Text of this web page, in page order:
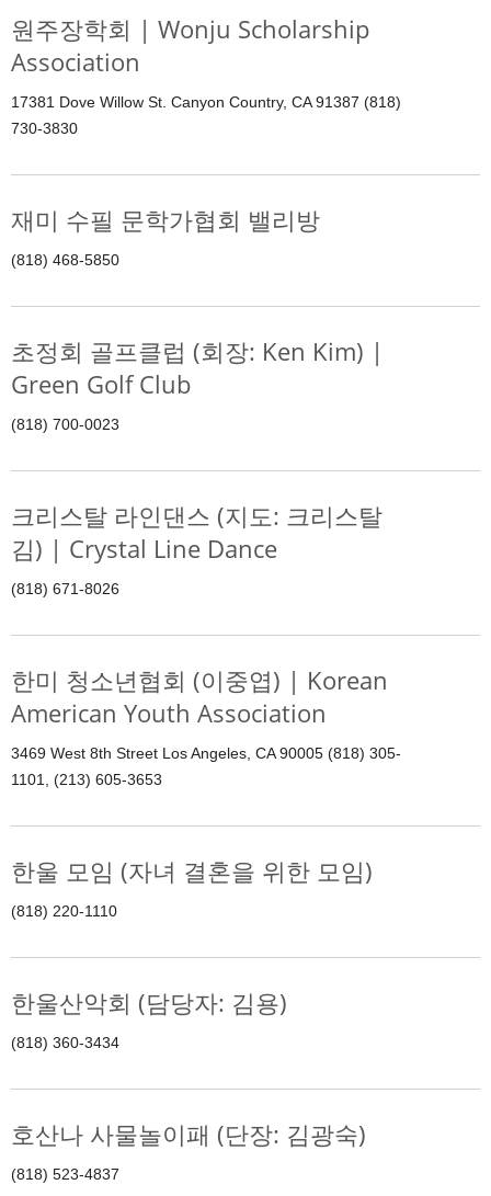
원주장학회 | Wonju Scholarship
Association
17381 Dove Willow St. Canyon Country, CA 91387 (818)
730-3830
재미 수필 문학가협회 밸리방
(818) 468-5850
초정회 골프클럽 (회장: Ken Kim) |
Green Golf Club
(818) 700-0023
크리스탈 라인댄스 (지도: 크리스탈
김) | Crystal Line Dance
(818) 671-8026
한미 청소년협회 (이중엽) | Korean
American Youth Association
3469 West 8th Street Los Angeles, CA 90005 (818) 305-
1101, (213) 605-3653
한울 모임 (자녀 결혼을 위한 모임)
(818) 220-1110
한울산악회 (담당자: 김용)
(818) 360-3434
호산나 사물놀이패 (단장: 김광숙)
(818) 523-4837